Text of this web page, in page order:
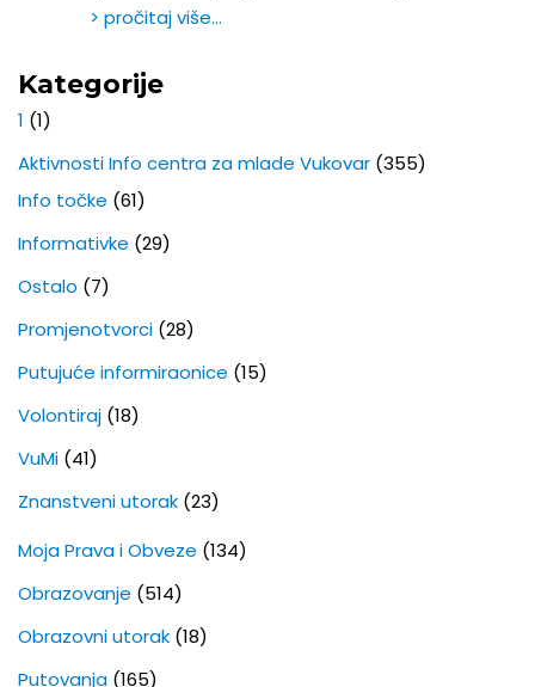
> pročitaj više…
Kategorije
1 (1)
Aktivnosti Info centra za mlade Vukovar (355)
Info točke (61)
Informativke (29)
Ostalo (7)
Promjenotvorci (28)
Putujuće informiraonice (15)
Volontiraj (18)
VuMi (41)
Znanstveni utorak (23)
Moja Prava i Obveze (134)
Obrazovanje (514)
Obrazovni utorak (18)
Putovanja (165)